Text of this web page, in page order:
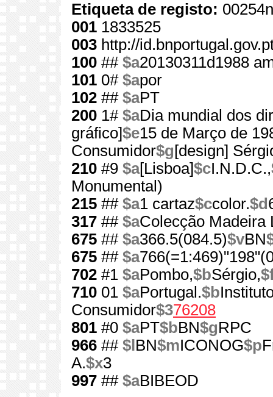
Etiqueta de registo:
001 1833525
003 http://
100 ## $a20130311d1988
101 0# $apor
102 ## $aPT
200 1# $aDia mundial dos
gráfico]$e15 de Março de
Consumidor$g [design]
210 #9 $a[Lisboa]$cI.N.D.C.,
Monumental)
215 ## $a1 cartaz$ccolor.$d
317 ## $aColecção Madeira
675 ## $a366.5(084.5)$vBN
675 ## $a
702 #1 $aPombo,$bSérgio,
710 01 $aPortugal.$b
Consumidor$376208
801 #0 $aPT$bBN$gRPC
966 ## $l BN$mICONOG$p
A.$x3
997 ## $aBIBEOD